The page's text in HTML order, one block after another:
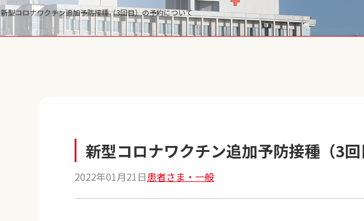
新型コロナワクチン追加予防接種（3回目）の予約について
新型コロナワクチン追加予防接種（3
2022年01月21日患者さま・一般